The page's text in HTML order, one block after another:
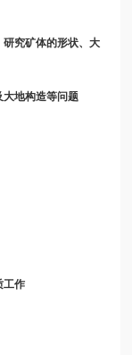
研究矿体的形状、大
大地构造等问题
工作